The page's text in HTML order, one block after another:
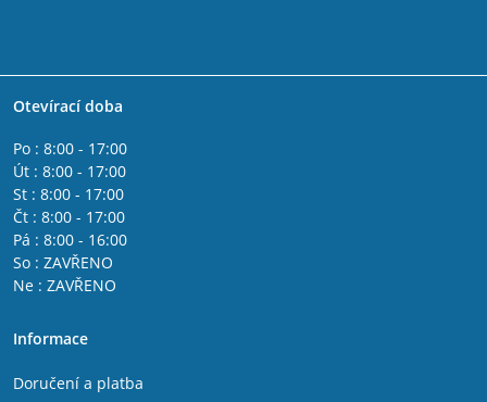
Otevírací doba
Po : 8:00 - 17:00
Út : 8:00 - 17:00
St : 8:00 - 17:00
Čt : 8:00 - 17:00
Pá : 8:00 - 16:00
So : ZAVŘENO
Ne : ZAVŘENO
Informace
Doručení a platba